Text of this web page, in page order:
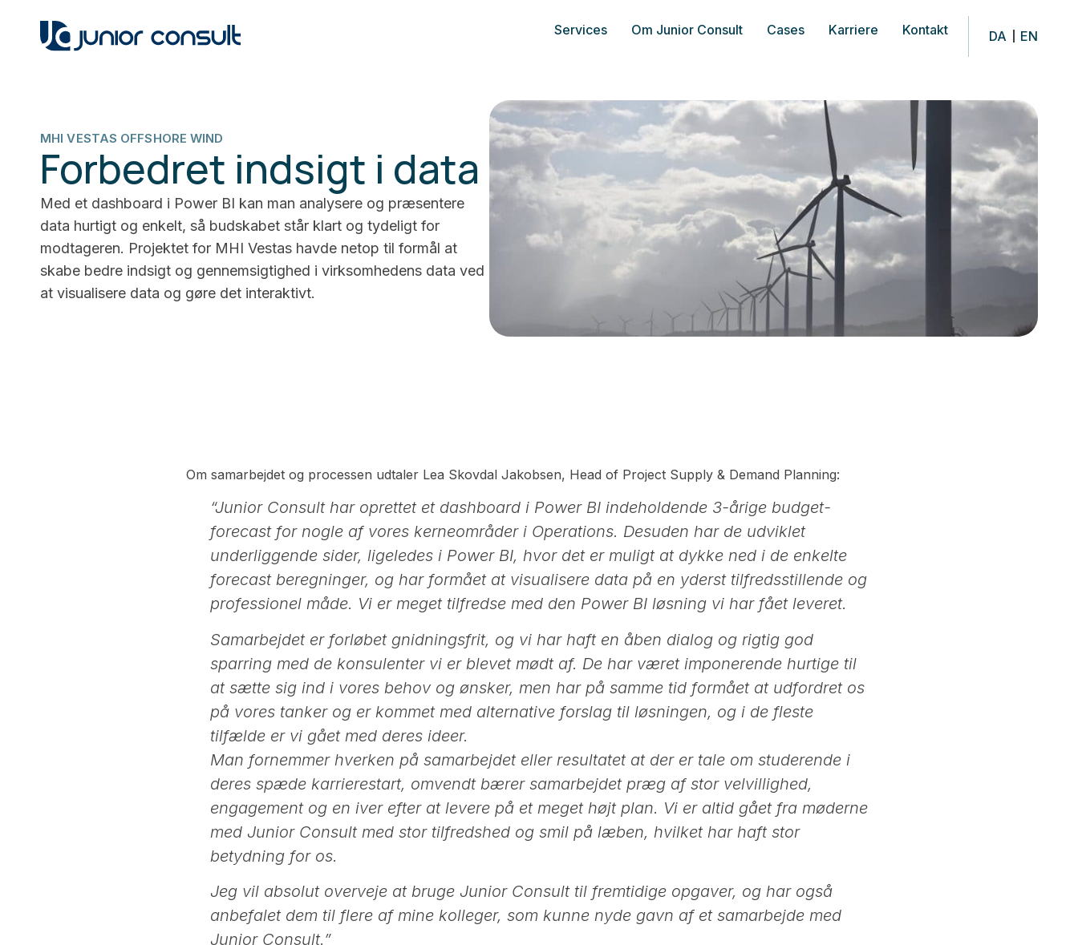
Services Om Junior Consult Cases Karriere Kontakt DA EN
MHI VESTAS OFFSHORE WIND
Forbedret indsigt i data
Med et dashboard i Power BI kan man analysere og præsentere
data hurtigt og enkelt, så budskabet står klart og tydeligt for
modtageren. Projektet for MHI Vestas havde netop til formål at
skabe bedre indsigt og gennemsigtighed i virksomhedens data ved
at visualisere data og gøre det interaktivt.
Om samarbejdet og processen udtaler Lea Skovdal Jakobsen, Head of Project Supply & Demand Planning:
“Junior Consult har oprettet et dashboard i Power BI indeholdende 3-årige budget-
forecast for nogle af vores kerneområder i Operations. Desuden har de udviklet
underliggende sider, ligeledes i Power BI, hvor det er muligt at dykke ned i de enkelte
forecast beregninger, og har formået at visualisere data på en yderst tilfredsstillende og
professionel måde. Vi er meget tilfredse med den Power BI løsning vi har fået leveret.
Samarbejdet er forløbet gnidningsfrit, og vi har haft en åben dialog og rigtig god
sparring med de konsulenter vi er blevet mødt af. De har været imponerende hurtige til
at sætte sig ind i vores behov og ønsker, men har på samme tid formået at udfordret os
på vores tanker og er kommet med alternative forslag til løsningen, og i de fleste
tilfælde er vi gået med deres ideer.
Man fornemmer hverken på samarbejdet eller resultatet at der er tale om studerende i
deres spæde karrierestart, omvendt bærer samarbejdet præg af stor velvillighed,
engagement og en iver efter at levere på et meget højt plan. Vi er altid gået fra møderne
med Junior Consult med stor tilfredshed og smil på læben, hvilket har haft stor
betydning for os.
Jeg vil absolut overveje at bruge Junior Consult til fremtidige opgaver, og har også
anbefalet dem til flere af mine kolleger, som kunne nyde gavn af et samarbejde med
Junior Consult.”